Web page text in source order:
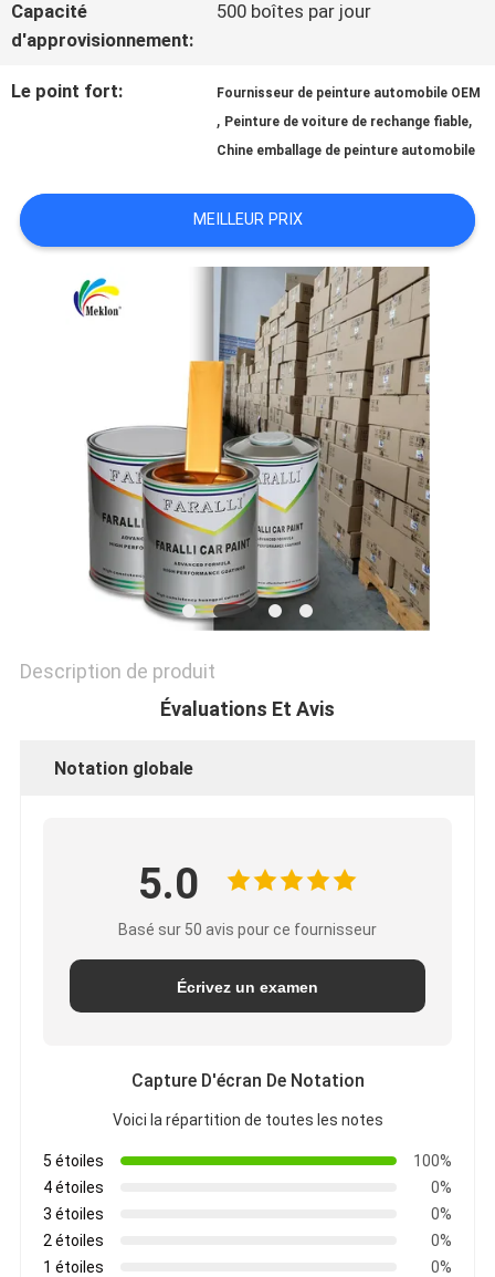
CONTRÔLE
DE
CONTACT
DEMANDE
DE
SOUMISSION
DU
CONFIDENTIALITÉ
Capacité
d'approvisionnement:
500 boîtes par jour
Le point fort: Fournisseur de peinture automobile OEM
, Peinture de voiture de rechange fiable,
Chine emballage de peinture automobile
MEILLEUR PRIX
Description de produit
Évaluations Et Avis
Notation globale
5.0
Basé sur 50 avis pour ce fournisseur
Écrivez un examen
Capture D'écran De Notation
Voici la répartition de toutes les notes
5 étoiles
100%
4 étoiles
0%
3 étoiles
0%
2 étoiles
0%
1 étoiles
0%